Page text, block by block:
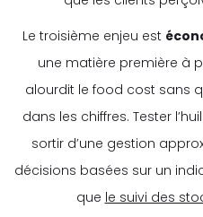
Le troisième enjeu est
une matière première à
alourdit le food cost sans
dans les chiffres. Tester
sortir d’une gestion
décisions basées sur un
que le suivi des